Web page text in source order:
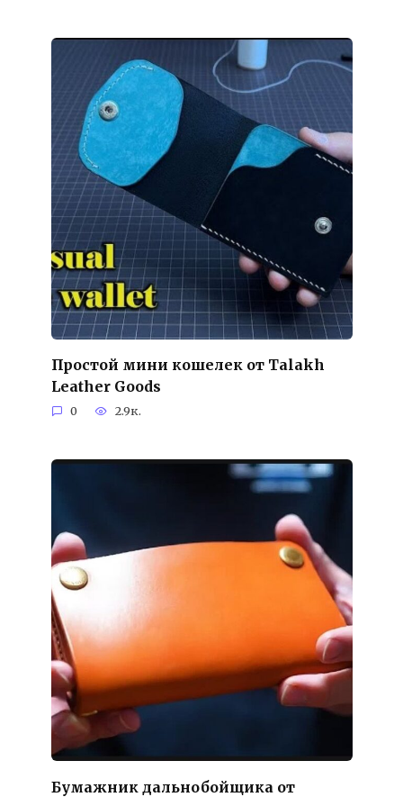
Простой мини кошелек от Talakh
Leather Goods
0 2.9к.
Бумажник дальнобойщика от